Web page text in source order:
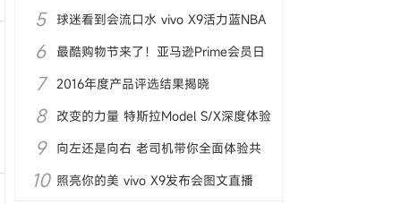
5
球迷看到会流口水 vivo X9活力蓝NBA
定制版图赏
6
最酷购物节来了！亚马逊Prime会员日
沟通会图文直播
7 2016年度产品评选结果揭晓
8 改变的力量 特斯拉Model S/X深度体验
9
向左还是向右 老司机带你全面体验共
享单车
10 照亮你的美 vivo X9发布会图文直播